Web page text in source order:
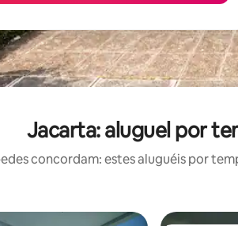
Jacarta: aluguel por
concordam: estes aluguéis por